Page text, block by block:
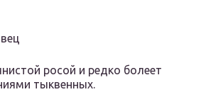
росой и редко болеет
тыквенных.